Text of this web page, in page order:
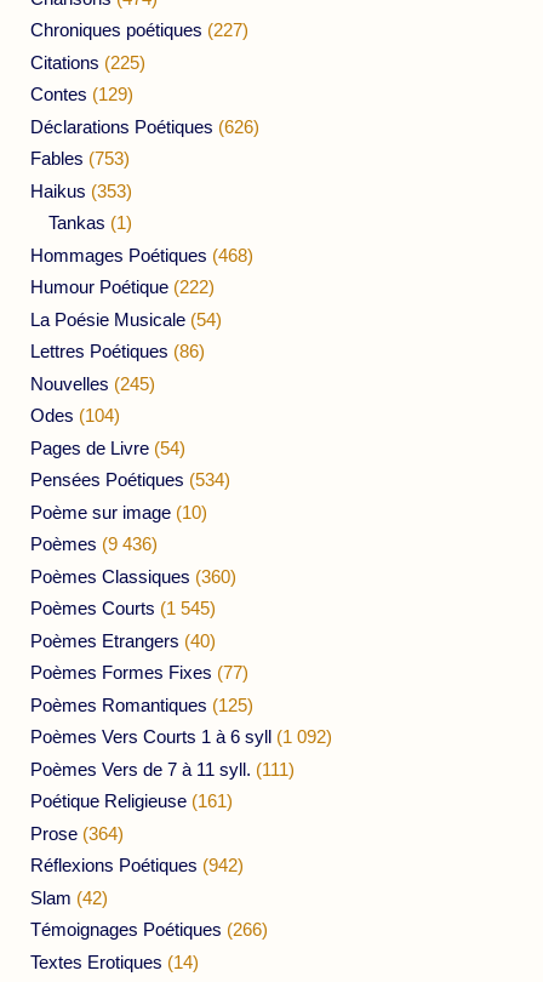
Chroniques poétiques (227)
Citations (225)
Contes (129)
Déclarations Poétiques (626)
Fables (753)
Haikus (353)
Tankas (1)
Hommages Poétiques (468)
Humour Poétique (222)
La Poésie Musicale (54)
Lettres Poétiques (86)
Nouvelles (245)
Odes (104)
Pages de Livre (54)
Pensées Poétiques (534)
Poème sur image (10)
Poèmes (9 436)
Poèmes Classiques (360)
Poèmes Courts (1 545)
Poèmes Etrangers (40)
Poèmes Formes Fixes (77)
Poèmes Romantiques (125)
Poèmes Vers Courts 1 à 6 syll (1 092)
Poèmes Vers de 7 à 11 syll. (111)
Poétique Religieuse (161)
Prose (364)
Réflexions Poétiques (942)
Slam (42)
Témoignages Poétiques (266)
Textes Erotiques (14)